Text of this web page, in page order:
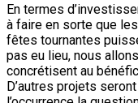
En termes
à faire en sorte que
fêtes tournantes
pas eu lieu, nous
concrétisent au
D’autres projets